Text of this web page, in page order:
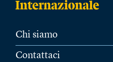
Chi siamo
Contattaci